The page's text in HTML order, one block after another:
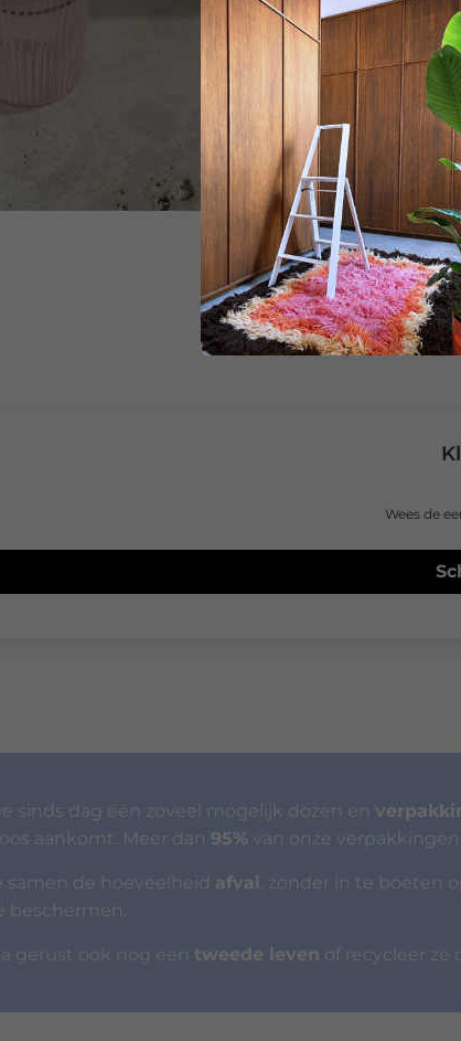
Wees de
sinds dag één zoveel mogelijk dozen en
aankomt. Meer dan 95% van onze
samen de hoeveelheid afval , zonder in te boeten
beschermen.
gerust ook nog een tweede leven of recycleer ze